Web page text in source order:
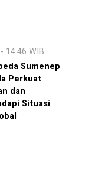
14:46 WIB
Sumenep
Perkuat
dan
Situasi